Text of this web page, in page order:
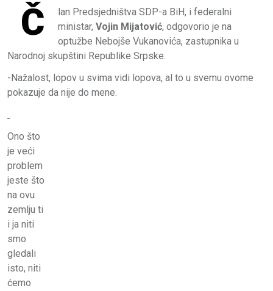
Č
lan Predsjedništva SDP-a BiH, i federalni
ministar, Vojin Mijatović, odgovorio je na
optužbe Nebojše Vukanovića, zastupnika u
Narodnoj skupštini Republike Srpske.
-Nažalost, lopov u svima vidi lopova, al to u svemu ovome
pokazuje da nije do mene.
Ono što
je veći
problem
jeste što
na ovu
zemlju ti
i ja niti
smo
gledali
isto, niti
ćemo